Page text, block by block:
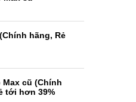
hãng, Rẻ
Max cũ (Chính
tới hơn 39%